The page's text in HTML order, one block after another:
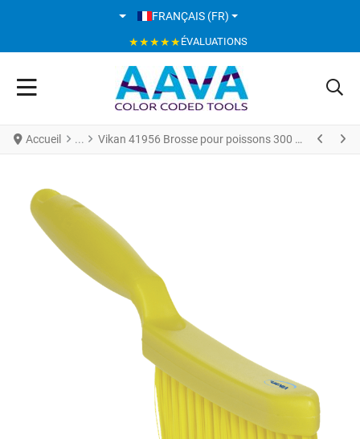
SÉLECTIONNEZ VOTRE LANGUE
FRANÇAIS (FR)
★★★★★ÉVALUATIONS
Accueil Vikan 41956 Brosse pour poissons 300 mm Extra dures Jaune